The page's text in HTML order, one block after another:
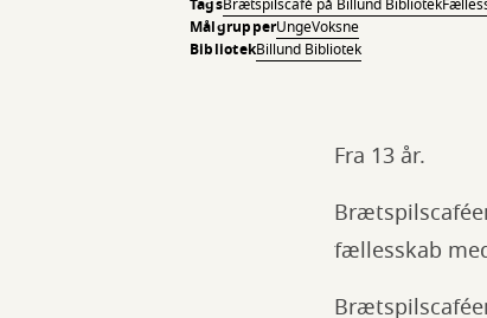
TagsBrætspilscafé på Billund Bibliotek
MålgrupperUngeVoksne
BibliotekBillund Bibliotek
Fra 13 år.
fællesskab